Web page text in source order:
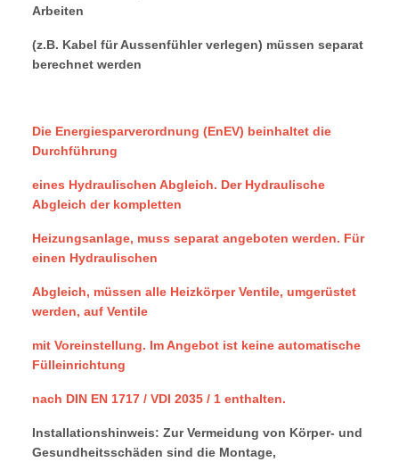
Arbeiten
(z.B. Kabel für Aussenfühler verlegen) müssen separat
berechnet werden
Die Energiesparverordnung (EnEV) beinhaltet die
Durchführung
eines Hydraulischen Abgleich. Der Hydraulische
Abgleich der kompletten
Heizungsanlage, muss separat angeboten werden. Für
einen Hydraulischen
Abgleich, müssen alle Heizkörper Ventile, umgerüstet
werden, auf Ventile
mit Voreinstellung. Im Angebot ist keine automatische
Fülleinrichtung
nach DIN EN 1717 / VDI 2035 / 1 enthalten.
Installationshinweis: Zur Vermeidung von Körper- und
Gesundheitsschäden sind die Montage,